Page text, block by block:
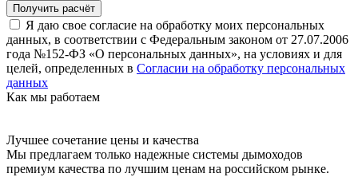
Я даю свое согласие на обработку моих персональных
данных, в соответствии с Федеральным законом от 27.07.2006
года №152-ФЗ «О персональных данных», на условиях и для
целей, определенных в Согласии на обработку персональных
данных
Как мы работаем
Лучшее сочетание цены и качества
Мы предлагаем только надежные системы дымоходов
премиум качества по лучшим ценам на российском рынке.